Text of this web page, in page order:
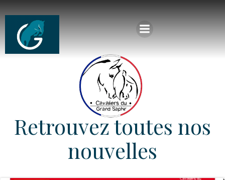
contenu
Retrouvez toutes nos
nouvelles